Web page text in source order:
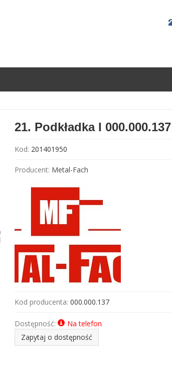
21. Podkładka I 000.000.137
Kod: 201401950
Producent: Metal-Fach
Kod producenta: 000.000.137
Dostępność:
Na telefon
Zapytaj o dostępność